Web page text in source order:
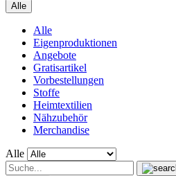
Alle
Alle
Eigenproduktionen
Angebote
Gratisartikel
Vorbestellungen
Stoffe
Heimtextilien
Nähzubehör
Merchandise
Alle